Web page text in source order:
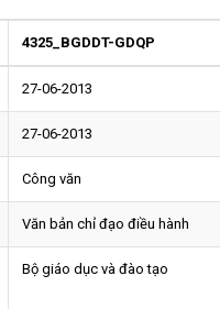
4325_BGDDT-GDQP
27-06-2013
27-06-2013
Công văn
Văn bản chỉ đạo điều hành
Bộ giáo dục và đào tạo